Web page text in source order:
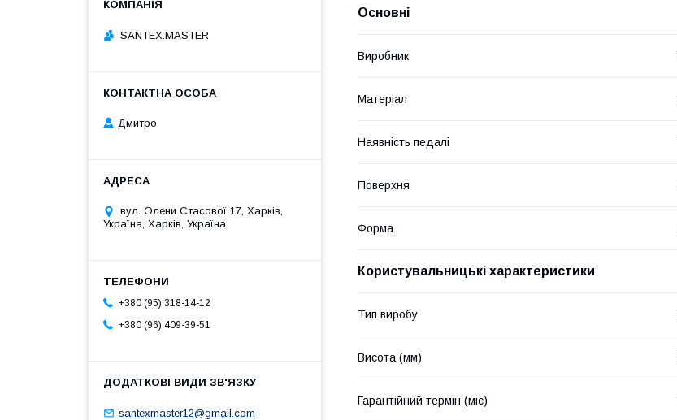
Основні
Виробник
Матеріал
Наявність педалі
Поверхня
Форма
Користувальницькі характеристики
Тип виробу
Висота (мм)
Гарантійний термін (міс)
SANTEX.MASTER
Дмитро
вул. Олени Стасової 17, Харків,
Україна, Харків, Україна
+380 (95) 318-14-12
+380 (96) 409-39-51
santexmaster12@gmail.com